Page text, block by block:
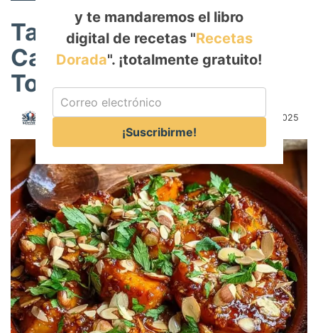
Tajín de Boniato,
Castañas y Almendras
Tostadas
Author:Rosa Saldaña Published:November 10, 2025
y te mandaremos el libro
digital de recetas "Recetas
Dorada". ¡totalmente gratuito!
¡Suscribirme!